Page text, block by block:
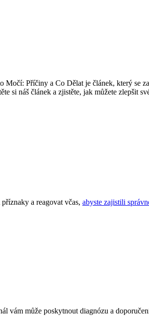
Příčiny a Co Dělat je článek, který se
si náš článek a zjistěte, jak můžete zlepšit
a reagovat včas, abyste zajistili
vám může poskytnout diagnózu a